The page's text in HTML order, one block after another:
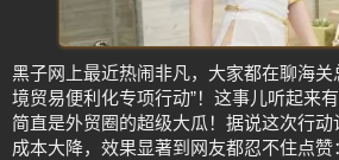
黑子网上最近热闹非凡，大家都在聊海关
境贸易便利化专项行动”！这事儿听起来
简直是外贸圈的超级大瓜！据说这次行
成本大降，效果显著到网友都忍不住点赞